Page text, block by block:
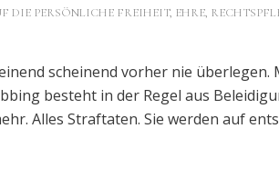
DIE PERSÖNLICHE FREIHEIT, EHRE,
scheinend vorher nie
besteht in der Regel aus
Alles Straftaten. Sie werden auf